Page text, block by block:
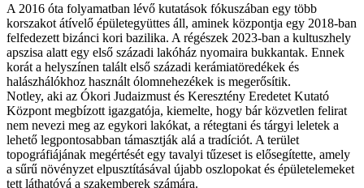
A 2016 óta folyamatban lévő kutatások fókuszában egy több
korszakot átívelő épületegyüttes áll, aminek központja egy 2018-ban
felfedezett bizánci kori bazilika. A régészek 2023-ban a kultuszhely
apszisa alatt egy első századi lakóház nyomaira bukkantak. Ennek
korát a helyszínen talált első századi kerámiatöredékek és
halászhálókhoz használt ólomnehezékek is megerősítik.
Notley, aki az Ókori Judaizmust és Keresztény Eredetet Kutató
Központ megbízott igazgatója, kiemelte, hogy bár közvetlen felirat
nem nevezi meg az egykori lakókat, a rétegtani és tárgyi leletek a
lehető legpontosabban támasztják alá a tradíciót. A terület
topográfiájának megértését egy tavalyi tűzeset is elősegítette, amely
a sűrű növényzet elpusztításával újabb oszlopokat és épületelemeket
tett láthatóvá a szakemberek számára.